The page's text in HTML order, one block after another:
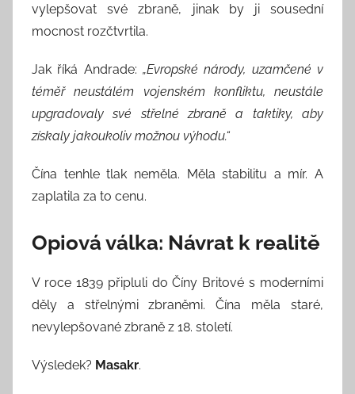
vylepšovat své zbraně, jinak by ji sousední
mocnost rozčtvrtila.
Jak říká Andrade: „Evropské národy, uzamčené v
téměř neustálém vojenském konfliktu, neustále
upgradovaly své střelné zbraně a taktiky, aby
získaly jakoukoliv možnou výhodu.“
Čína tenhle tlak neměla. Měla stabilitu a mír. A
zaplatila za to cenu.
Opiová válka: Návrat k realitě
V roce 1839 připluli do Číny Britové s moderními
děly a střelnými zbraněmi. Čína měla staré,
nevylepšované zbraně z 18. století.
Výsledek? Masakr.